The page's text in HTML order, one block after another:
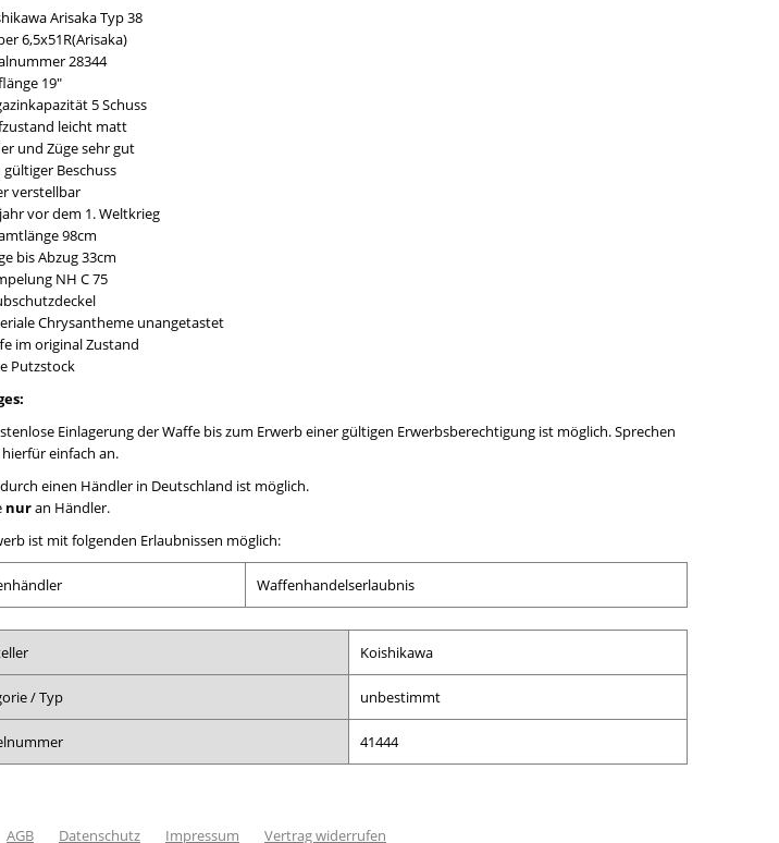
Arisaka Typ 38
6,5x51R(Arisaka)
28344
19"
5 Schuss
leicht matt
und Züge sehr gut
gültiger Beschuss
verstellbar
vor dem 1. Weltkrieg
98cm
bis Abzug 33cm
NH C 75
Chrysantheme unangetastet
im original Zustand
Putzstock
Einlagerung der Waffe bis zum Erwerb einer gültigen Erwerbsberechtigung ist möglich. Sprechen
hierfür einfach an.
einen Händler in Deutschland ist möglich.
nuran Händler.
ist mit folgenden Erlaubnissen möglich:
Waffenhandelserlaubnis
Koishikawa
/ Typ unbestimmt
41444
AGB Datenschutz Impressum Vertrag widerrufen